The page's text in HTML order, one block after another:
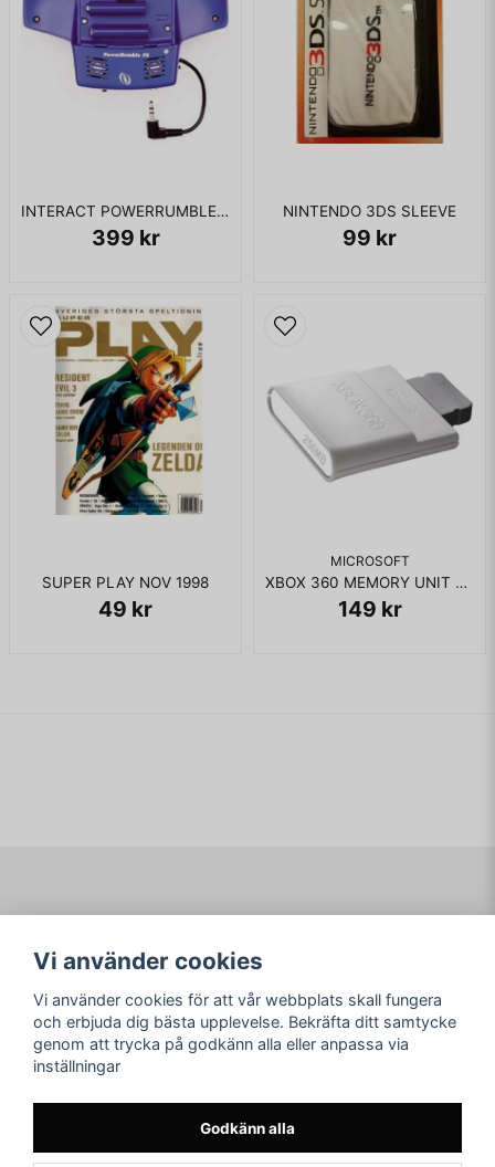
INTERACT POWERRUMBLE FX GAMEBOY ADVANCE
399 kr
NINTENDO 3DS SLEEVE
99 kr
SUPER PLAY NOV 1998
49 kr
MICROSOFT
XBOX 360 MEMORY UNIT 256MB
149 kr
Köpvillkor
Logga in
Glömt lösenord?
Sociala medier arkad.nu
Vi använder cookies
Vi använder cookies för att vår webbplats skall fungera
och erbjuda dig bästa upplevelse. Bekräfta ditt samtycke
genom att trycka på godkänn alla eller anpassa via
inställningar
Godkänn alla